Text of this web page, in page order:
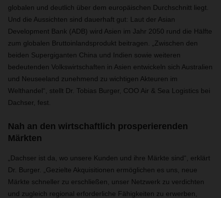
globalen und deutlich über dem europäischen Durchschnitt liegt.
Und die Aussichten sind dauerhaft gut: Laut der Asian
Development Bank (ADB) wird Asien im Jahr 2050 rund die Hälfte
zum globalen Bruttoinlandsprodukt beitragen. „Zwischen den
beiden Supergiganten China und Indien sowie weiteren
bedeutenden Volkswirtschaften in Asien entwickeln sich Australien
und Neuseeland zunehmend zu wichtigen Akteuren im
Welthandel“, stellt Dr. Tobias Burger, COO Air & Sea Logistics bei
Dachser, fest.
Nah an den wirtschaftlich prosperierenden
Märkten
„Dachser ist da, wo unsere Kunden und ihre Märkte sind“, erklärt
Dr. Burger. „Gezielte Akquisitionen ermöglichen es uns, neue
Märkte schneller zu erschließen, unser Netzwerk zu verdichten
und zugleich regional erforderliche Fähigkeiten zu erwerben,